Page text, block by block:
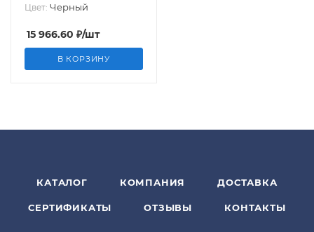
Цвет: Черный
15 966.60 ₽/шт
В КОРЗИНУ
КАТАЛОГ КОМПАНИЯ ДОСТАВКА
СЕРТИФИКАТЫ ОТЗЫВЫ КОНТАКТЫ